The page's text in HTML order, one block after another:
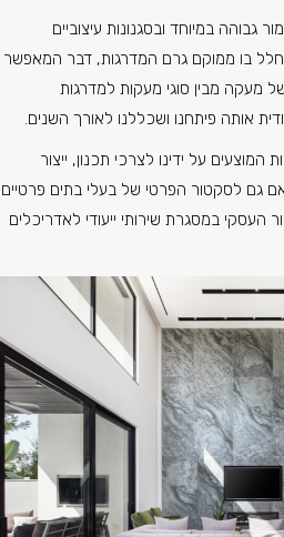
גבוהה במיוחד ובסגנונות עיצוביים
בו ממוקם גרם המדרגות, דבר המאפשר
מעקה מבין סוגי מעקות למדרגות
אותה פיתחנו ושכללנו לאורך השנים.
המוצעים על ידינו לצרכי תכנון, ייצור
גם לסקטור הפרטי של בעלי בתים פרטיים
העסקי במסגרת שירותי ייעודי לאדריכלים